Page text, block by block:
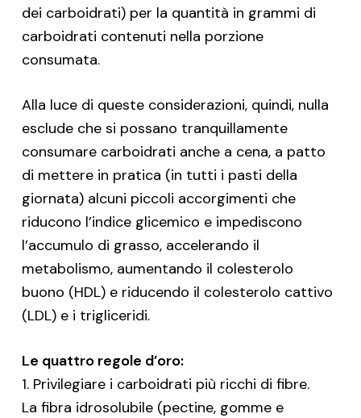
dei carboidrati) per la quantità in grammi di
carboidrati contenuti nella porzione
consumata.
Alla luce di queste considerazioni, quindi, nulla
esclude che si possano tranquillamente
consumare carboidrati anche a cena, a patto
di mettere in pratica (in tutti i pasti della
giornata) alcuni piccoli accorgimenti che
riducono l’indice glicemico e impediscono
l’accumulo di grasso, accelerando il
metabolismo, aumentando il colesterolo
buono (HDL) e riducendo il colesterolo cattivo
(LDL) e i trigliceridi.
Le quattro regole d’oro:
1. Privilegiare i carboidrati più ricchi di fibre.
La fibra idrosolubile (pectine, gomme e